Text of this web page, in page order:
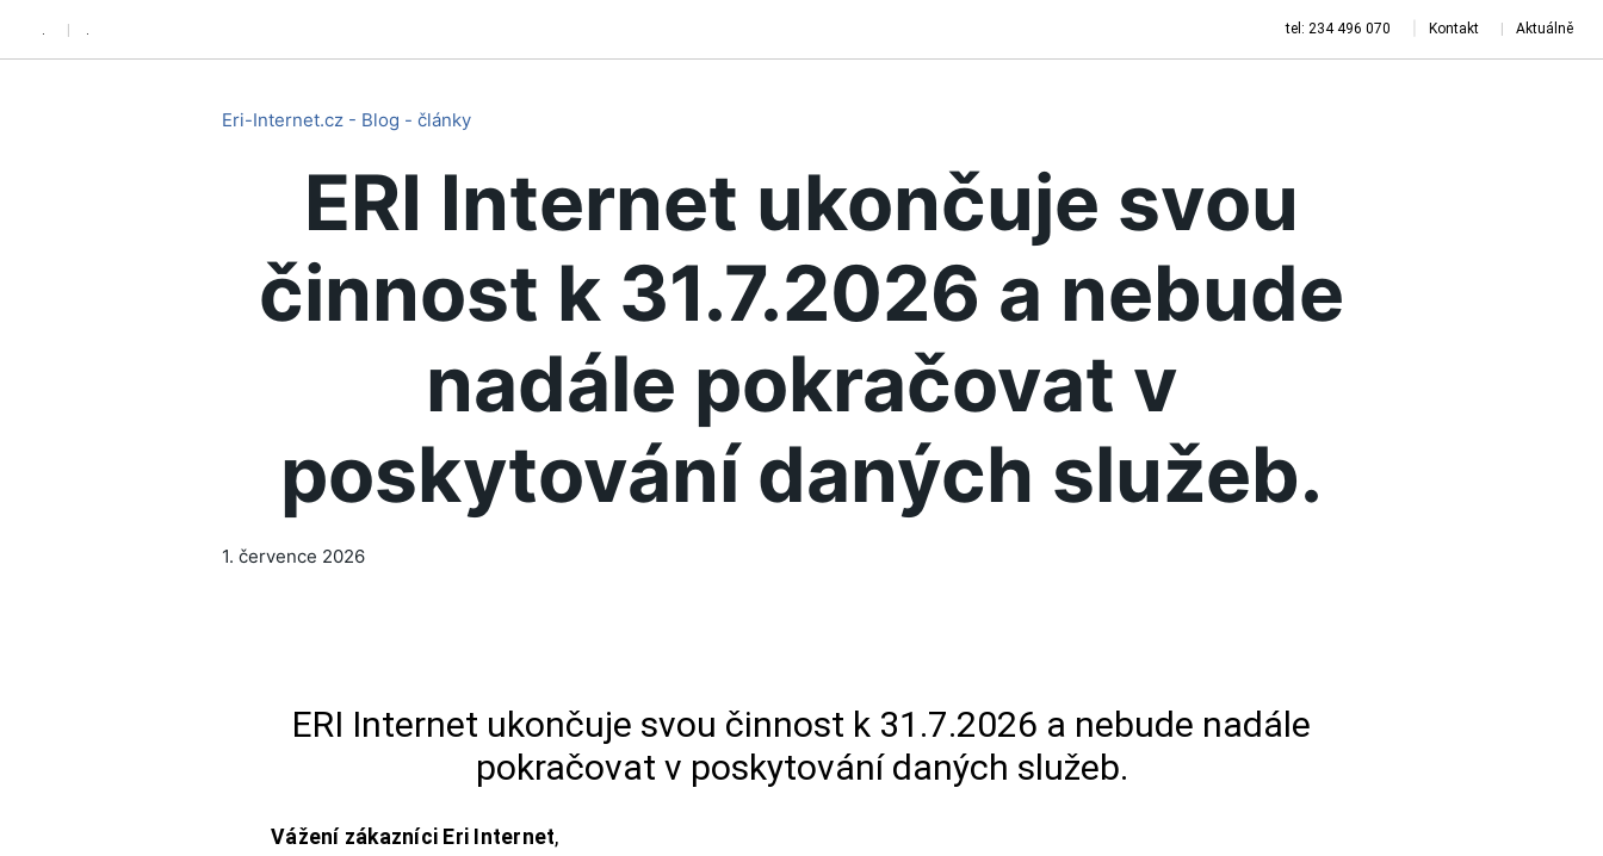
. . tel: 234 496 070 Kontakt Aktuálně
Eri-Internet.cz - Blog - články
ERI Internet ukončuje svou
činnost k 31.7.2026 a nebude
nadále pokračovat v
poskytování daných služeb.
1. července 2026
ERI Internet ukončuje svou činnost k 31.7.2026 a nebude nadále
pokračovat v poskytování daných služeb.
Vážení zákazníci Eri Internet,